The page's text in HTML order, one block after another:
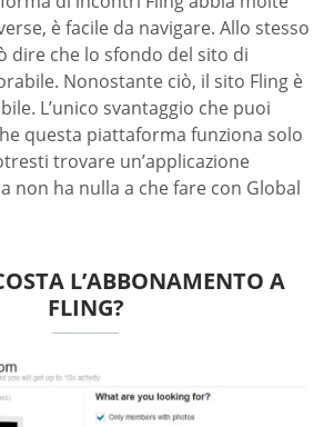
è facile da navigare. Allo stesso
dire che lo sfondo del sito di
Nonostante ciò, il sito Fling è
L’unico svantaggio che puoi
questa piattaforma funziona solo
trovare un’applicazione
non ha nulla a che fare con Global
L’ABBONAMENTO A
FLING?